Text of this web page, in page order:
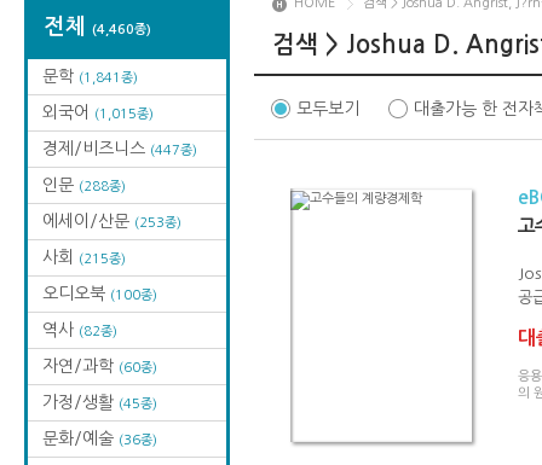
전체 (4,460종)
문학 (1,841종)
외국어 (1,015종)
경제/비즈니스 (447종)
인문 (288종)
에세이/산문 (253종)
사회 (215종)
오디오북 (100종)
역사 (82종)
자연/과학 (60종)
가정/생활 (45종)
문화/예술 (36종)
HOME 검색 > Joshua D. Angrist,
검색 > Joshua D.
모두보기 대출가능 한 전자
고
공
대
응
의